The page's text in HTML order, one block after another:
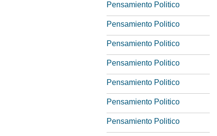
Pensamiento Politico
Pensamiento Politico
Pensamiento Politico
Pensamiento Politico
Pensamiento Politico
Pensamiento Politico
Pensamiento Politico